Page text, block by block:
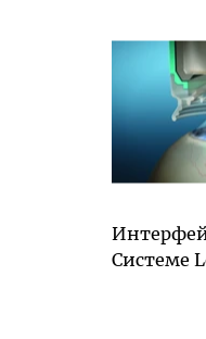
Системе